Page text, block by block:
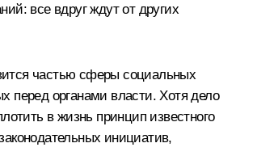
все вдруг ждут от других
частью сферы социальных
перед органами власти. Хотя дело
в жизнь принцип известного
инициатив,